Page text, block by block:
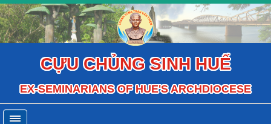
CỰU CHỦNG SINH HUẾ
EX-SEMINARIANS OF HUE'S ARCHDIOCESE